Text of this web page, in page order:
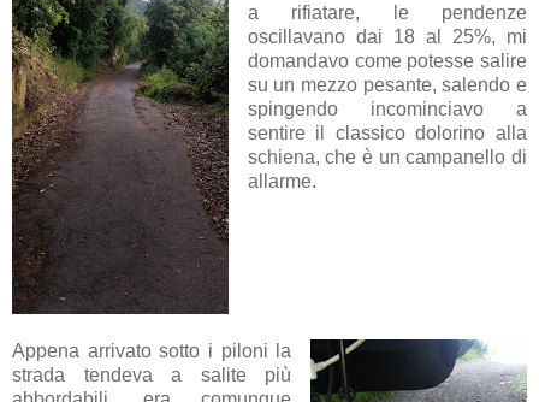
a rifiatare, le pendenze
oscillavano dai 18 al 25%, mi
domandavo come potesse salire
su un mezzo pesante, salendo e
spingendo incominciavo a
sentire il classico dolorino alla
schiena, che è un campanello di
allarme.
Appena arrivato sotto i piloni la
strada tendeva a salite più